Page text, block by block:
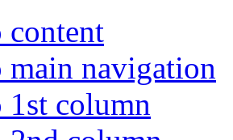
content
main navigation
1st column